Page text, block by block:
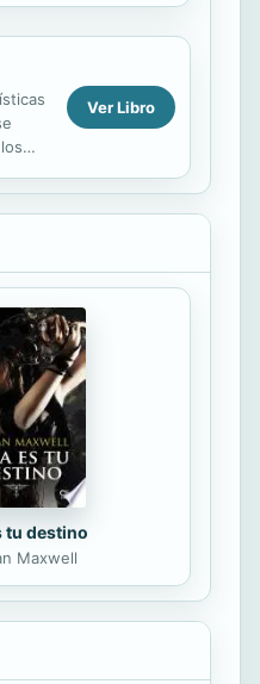
Ver Libro
tu destino
Maxwell